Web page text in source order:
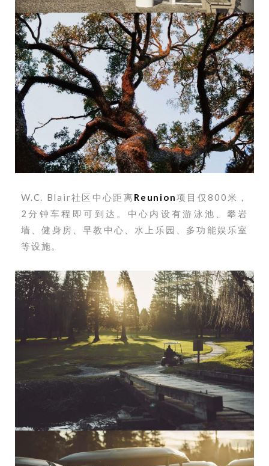
W.C. Blair社区中心距离Reunion项目仅800米，
2分钟车程即可到达。中心内设有游泳池、攀岩
墙、健身房、早教中心、水上乐园、多功能娱乐室
等设施。